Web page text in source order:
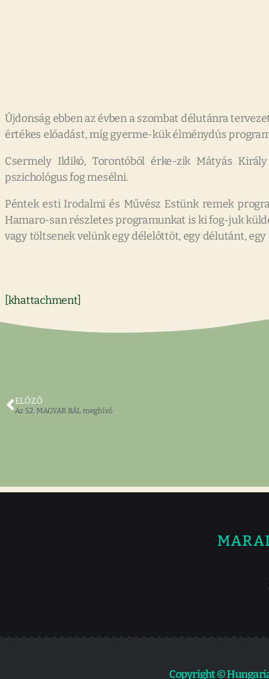
Újdonság ebben az évben a szombat délutánra
értékes előadást, míg gyerme-kük élménydús
Csermely Ildikó, Torontóból érke-zik Mátyás
pszichológus fog mesélni.
Péntek esti Irodalmi és Művész Estünk remek
Hamaro-san részletes programunkat is ki fog-juk
vagy töltsenek velünk egy délelőttöt, egy délutánt,
[khattachment]
ELŐZŐ
Az 52. MAGYAR BÁL meghívó
Copyright ©